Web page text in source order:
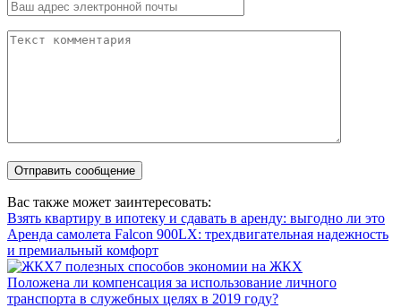
Вас также может заинтересовать:
Взять квартиру в ипотеку и сдавать в аренду: выгодно ли это
Аренда самолета Falcon 900LX: трехдвигательная надежность
и премиальный комфорт
7 полезных способов экономии на ЖКХ
Положена ли компенсация за использование личного
транспорта в служебных целях в 2019 году?